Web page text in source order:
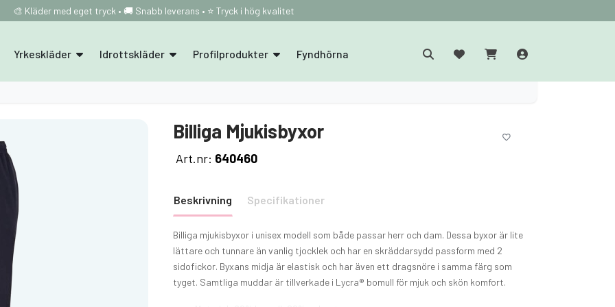
🎨 Kläder med eget tryck • 🚚 Snabb leverans • ⭐ Tryck i hög kvalitet
Yrkeskläder Idrottskläder Profilprodukter Fyndhörna
Billiga Mjukisbyxor
Art.nr: 640460
Beskrivning Specifikationer
Billiga mjukisbyxor i unisex modell som både passar herr och dam. Dessa byxor är lite
lättare och tunnare än vanlig tjocklek och har en skräddarsydd passform med 2
sidofickor. Byxans midja är elastisk och har även ett dragsnöre i samma färg som
tyget. Samtliga muddar är tillverkade i Lycra® bomull för mjuk och skön komfort.